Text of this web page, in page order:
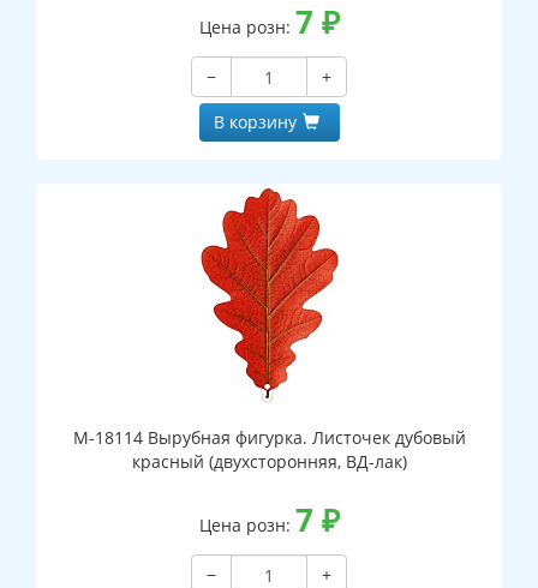
Цена розн: 7 ₽
−
+
В корзину
М-18114 Вырубная фигурка. Листочек дубовый
красный (двухсторонняя, ВД-лак)
Цена розн: 7 ₽
−
+